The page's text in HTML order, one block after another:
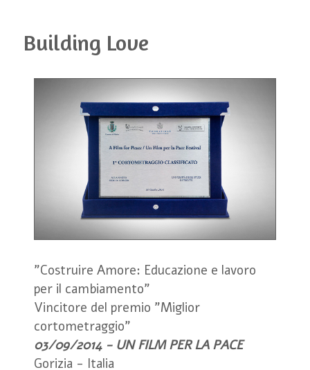
Building Love
"Costruire Amore: Educazione e lavoro
per il cambiamento"
Vincitore del premio "Miglior
cortometraggio"
03/09/2014 - UN FILM PER LA PACE
Gorizia - Italia